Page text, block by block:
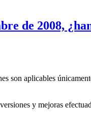
de 2008,
son aplicables
y mejoras